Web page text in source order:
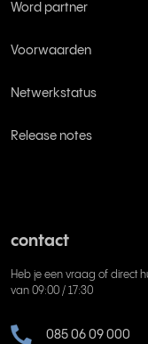
Word partner
Voorwaarden
Netwerkstatus
Release notes
contact
Heb je een vraag of direct
van 09:00 / 17:30
085 06 09 000